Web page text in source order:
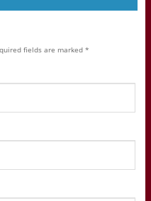
fields are marked *